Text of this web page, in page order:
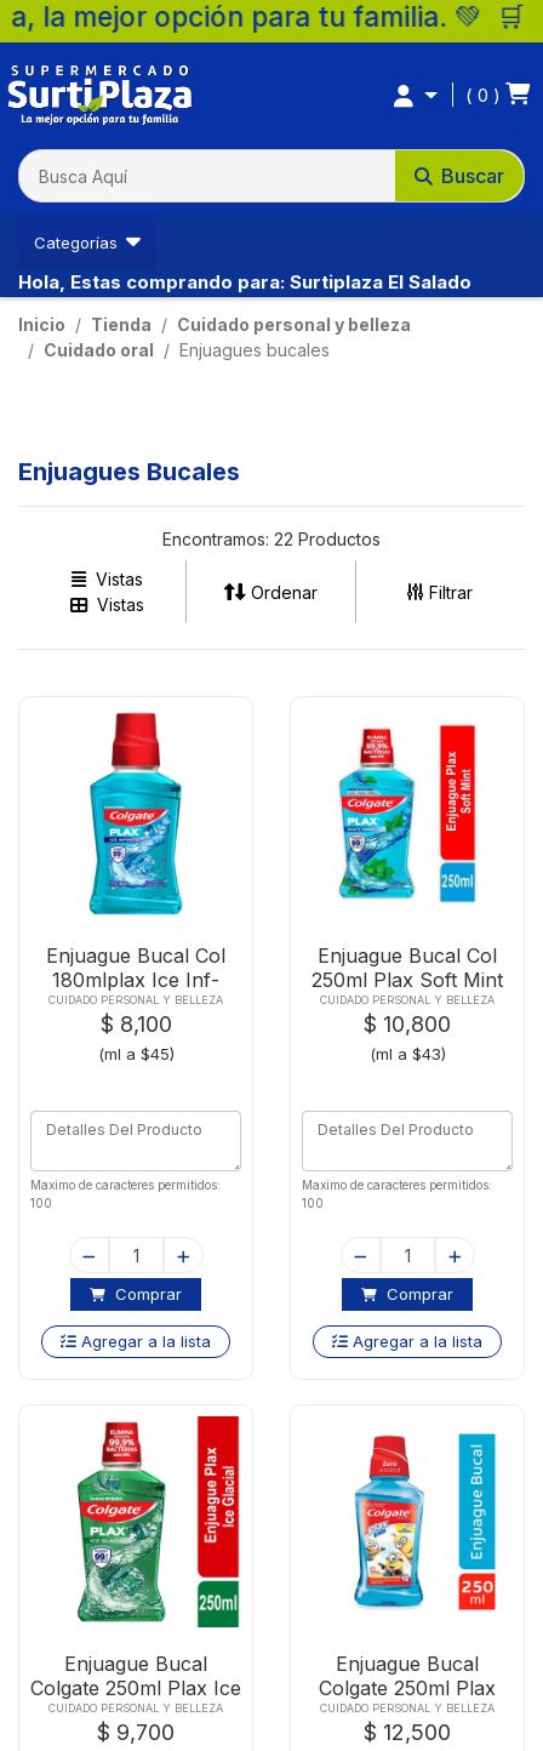
para tu familia. 💚 🛒
Buscar
0
Categorías
Hola, Estas comprando para: Surtiplaza El Salado
Inicio Tienda
Cuidado personal y belleza
Cuidado oral
Enjuagues bucales
Enjuagues Bucales
Encontramos: 22 Productos
Vistas
Vistas
Ordenar Filtrar
Enjuague Bucal Col
180mlplax Ice Inf-
03962
CUIDADO PERSONAL Y BELLEZA
$ 8,100
(ml a $45)
Maximo de caracteres permitidos:
100
Comprar
Agregar a la lista
Enjuague Bucal Col
250ml Plax Soft Mint
Cp20
CUIDADO PERSONAL Y BELLEZA
$ 10,800
(ml a $43)
Maximo de caracteres permitidos:
100
Comprar
Agregar a la lista
Enjuague Bucal
Colgate 250ml Plax Ice
Glaci
CUIDADO PERSONAL Y BELLEZA
$ 9,700
Enjuague Bucal
Colgate 250ml Plax
Kids Minio-03080
CUIDADO PERSONAL Y BELLEZA
$ 12,500